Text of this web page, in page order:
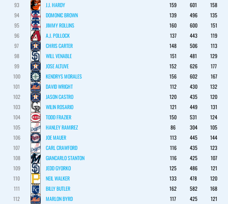
93
J.J. HARDY 159 601
158
94
DOMONIC BROWN 139 496
135
95
JIMMY ROLLINS 160 600
151
96
A.J. POLLOCK 137 443
119
97
CHRIS CARTER 148 506
113
98
WILL VENABLE 151 481
129
99
JOSE ALTUVE 152 626
177
100
KENDRYS MORALES 156 602
167
101
DAVID WRIGHT 112 430
132
102
JASON CASTRO 120 435
120
103
WILIN ROSARIO 121 449
131
104
TODD FRAZIER 150 531
124
105
HANLEY RAMIREZ 86 304
105
106
JOE MAUER 113 445
144
107
CARL CRAWFORD 116 435
123
108
GIANCARLO STANTON 116 425
107
109
JEDD GYORKO 125 486
121
110
NEIL WALKER 133 478
120
111
BILLY BUTLER 162 582
168
112
MARLON BYRD 117 425
121